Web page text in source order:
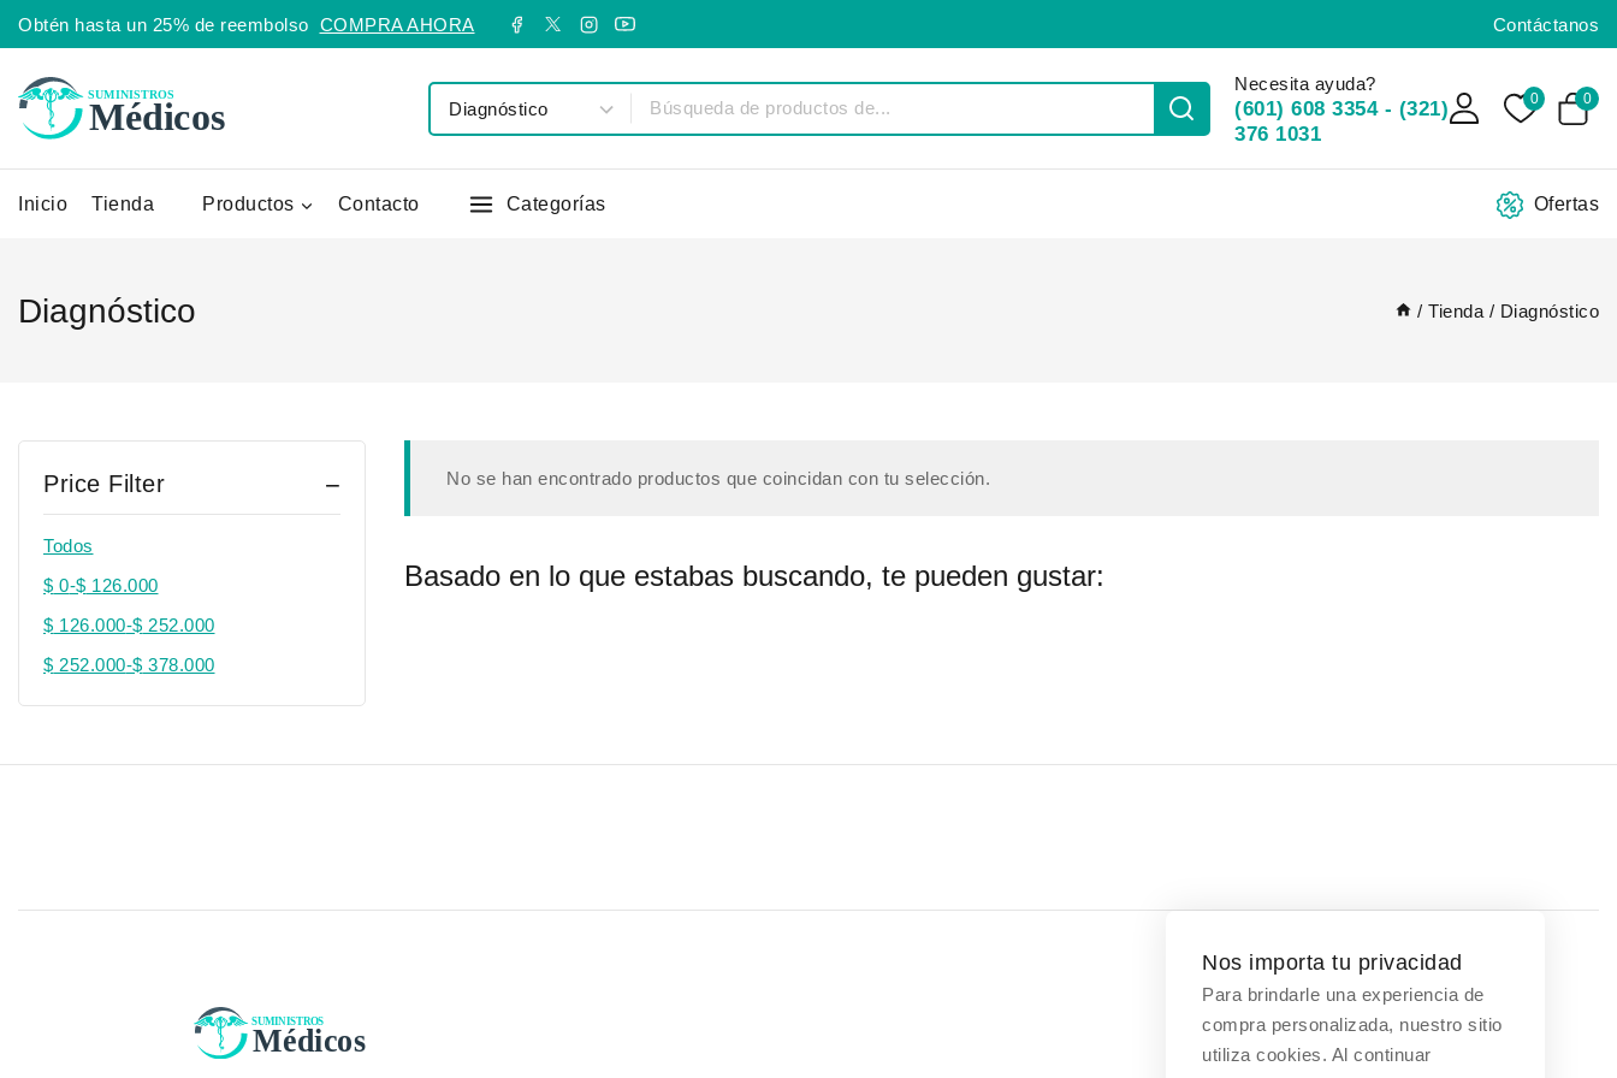
Obtén hasta un 25% de reembolso COMPRA AHORA Contáctanos
Necesita ayuda?
(601) 608 3354 - (321)
376 1031
0 0
Inicio Tienda Productos Contacto Categorías Ofertas
/ Tienda / Diagnóstico
Diagnóstico
No se han encontrado productos que coincidan con tu selección.
Basado en lo que estabas buscando, te pueden gustar:
Price Filter
Todos
$ 0-$ 126.000
$ 126.000-$ 252.000
$ 252.000-$ 378.000
Contáctanos
Nos importa tu privacidad
Para brindarle una experiencia de
compra personalizada, nuestro sitio
utiliza cookies. Al continuar